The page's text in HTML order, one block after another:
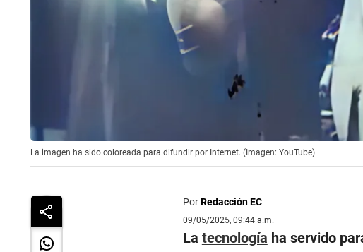
La imagen ha sido coloreada para difundir por Internet. (Imagen: YouTube)
PorRedacción EC
09/05/2025, 09:44 a.m.
La tecnología ha servido